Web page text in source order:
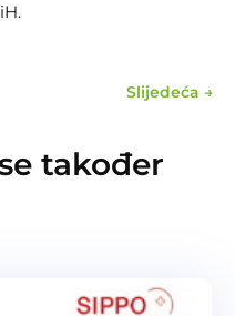
Slijedeća →
također